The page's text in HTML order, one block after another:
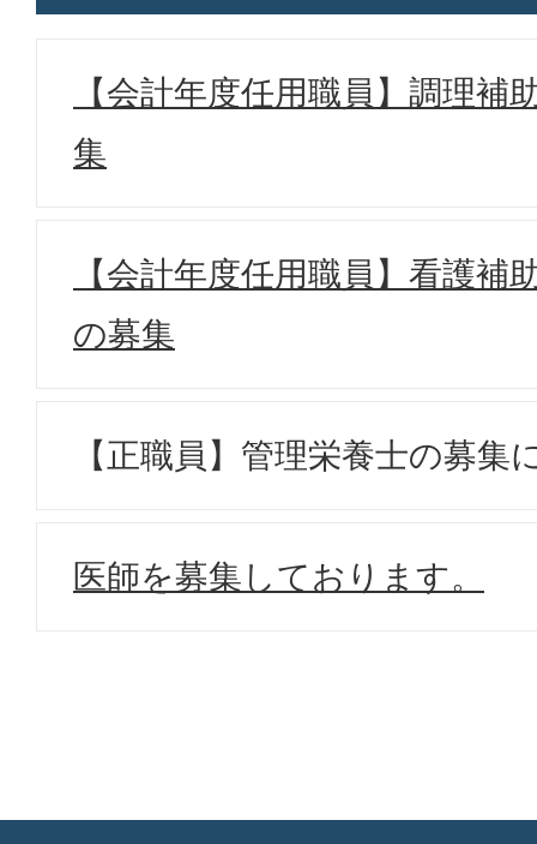
【会計年度任用職員】調理補
集
【会計年度任用職員】看護補
の募集
【正職員】管理栄養士の募集
医師を募集しております。